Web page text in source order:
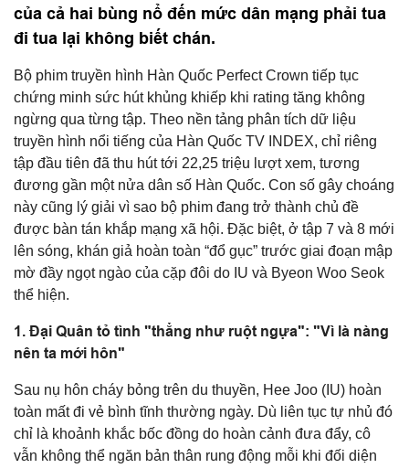
của cả hai bùng nổ đến mức dân mạng phải tua
đi tua lại không biết chán.
Bộ phim truyền hình Hàn Quốc Perfect Crown tiếp tục
chứng minh sức hút khủng khiếp khi rating tăng không
ngừng qua từng tập. Theo nền tảng phân tích dữ liệu
truyền hình nổi tiếng của Hàn Quốc TV INDEX, chỉ riêng
tập đầu tiên đã thu hút tới 22,25 triệu lượt xem, tương
đương gần một nửa dân số Hàn Quốc. Con số gây choáng
này cũng lý giải vì sao bộ phim đang trở thành chủ đề
được bàn tán khắp mạng xã hội. Đặc biệt, ở tập 7 và 8 mới
lên sóng, khán giả hoàn toàn “đổ gục” trước giai đoạn mập
mờ đầy ngọt ngào của cặp đôi do IU và Byeon Woo Seok
thể hiện.
1. Đại Quân tỏ tình "thẳng như ruột ngựa": "Vì là nàng
nên ta mới hôn"
Sau nụ hôn cháy bỏng trên du thuyền, Hee Joo (IU) hoàn
toàn mất đi vẻ bình tĩnh thường ngày. Dù liên tục tự nhủ đó
chỉ là khoảnh khắc bốc đồng do hoàn cảnh đưa đẩy, cô
vẫn không thể ngăn bản thân rung động mỗi khi đối diện